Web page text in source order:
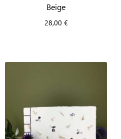
Beige
28,00 €